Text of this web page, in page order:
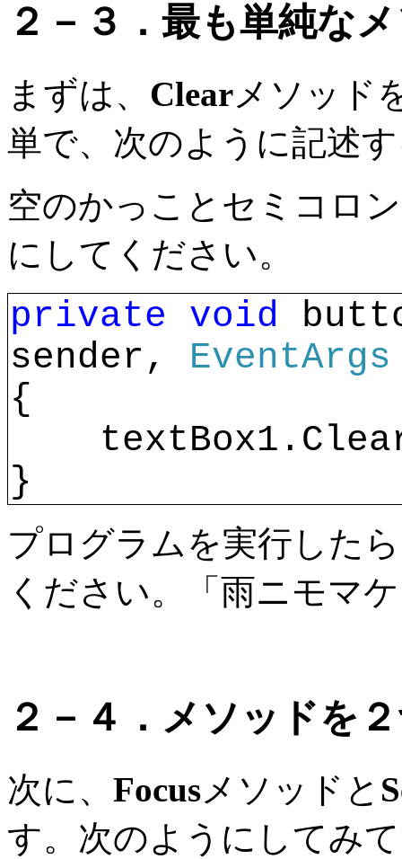
２－３．最も単純な
まずは、 Clearメソッド
単で、次のように記述
空のかっことセミコロ
にしてください。
private void
sender,
{
}
プログラムを実行した
ください。
「雨ニモマ
２－４．メソッドを
次に、 Focusメソッドと
す。次のようにしてみ